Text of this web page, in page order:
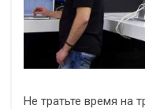
Не тратьте время на